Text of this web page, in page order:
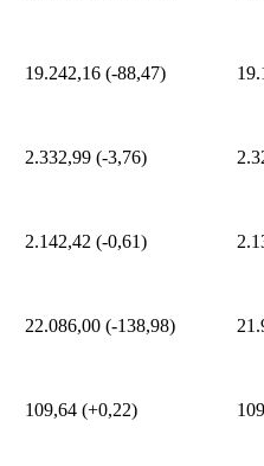
19.242,16 (-88,47)
2.332,99 (-3,76)
2.142,42 (-0,61)
22.086,00 (-138,98)
109,64 (+0,22)